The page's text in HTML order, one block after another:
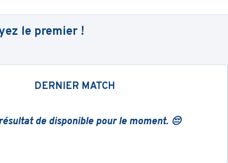
le premier !
DERNIER MATCH
de disponible pour le moment. 😔